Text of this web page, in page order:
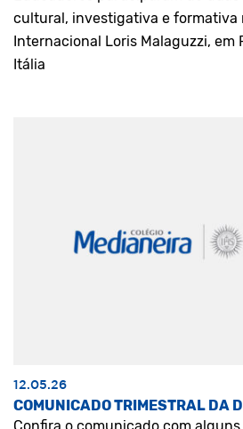
cultural, investigativa e formativa
Internacional Loris Malaguzzi, em
Itália
12.05.26
COMUNICADO TRIMESTRAL DA
Confira o comunicado com